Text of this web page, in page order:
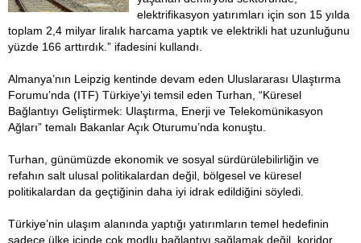
elektrifikasyon yatırımları için son 15 yılda
toplam 2,4 milyar liralık harcama yaptık ve elektrikli hat uzunluğunu
yüzde 166 arttırdık.” ifadesini kullandı.
Almanya’nın Leipzig kentinde devam eden Uluslararası Ulaştırma
Forumu’nda (ITF) Türkiye’yi temsil eden Turhan, “Küresel
Bağlantıyı Geliştirmek: Ulaştırma, Enerji ve Telekomünikasyon
Ağları” temalı Bakanlar Açık Oturumu’nda konuştu.
Turhan, günümüzde ekonomik ve sosyal sürdürülebilirliğin ve
refahın salt ulusal politikalardan değil, bölgesel ve küresel
politikalardan da geçtiğinin daha iyi idrak edildiğini söyledi.
Türkiye’nin ulaşım alanında yaptığı yatırımların temel hedefinin
sadece ülke içinde çok modlu bağlantıyı sağlamak değil, koridor